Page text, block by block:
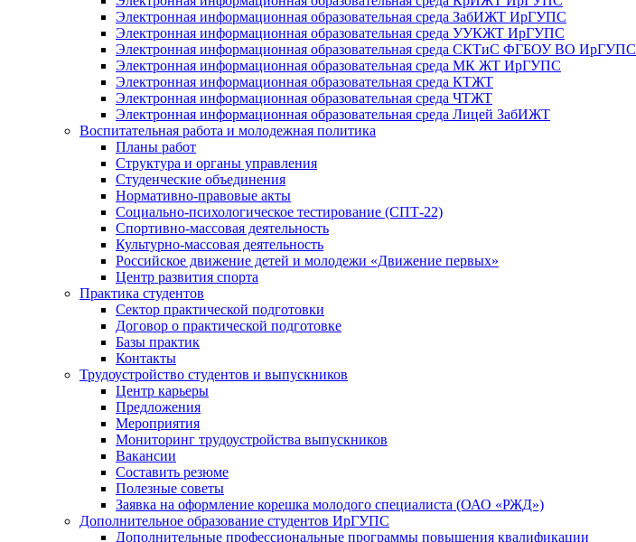
Электронная информационная образовательная среда ЗабИЖТ ИрГУПС
Электронная информационная образовательная среда УУКЖТ ИрГУПС
Электронная информационная образовательная среда СКТиС ФГБОУ ВО ИрГУПС
Электронная информационная образовательная среда МК ЖТ ИрГУПС
Электронная информационная образовательная среда КТЖТ
Электронная информационная образовательная среда ЧТЖТ
Электронная информационная образовательная среда Лицей ЗабИЖТ
Воспитательная работа и молодежная политика
Планы работ
Структура и органы управления
Студенческие объединения
Нормативно-правовые акты
Социально-психологическое тестирование (СПТ-22)
Спортивно-массовая деятельность
Культурно-массовая деятельность
Российское движение детей и молодежи «Движение первых»
Центр развития спорта
Практика студентов
Сектор практической подготовки
Договор о практической подготовке
Базы практик
Контакты
Трудоустройство студентов и выпускников
Центр карьеры
Предложения
Мероприятия
Мониторинг трудоустройства выпускников
Вакансии
Составить резюме
Полезные советы
Заявка на оформление корешка молодого специалиста (ОАО «РЖД»)
Дополнительное образование студентов ИрГУПС
Дополнительные профессиональные программы повышения квалификации